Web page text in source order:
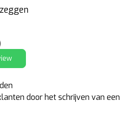
door het schrijven van een